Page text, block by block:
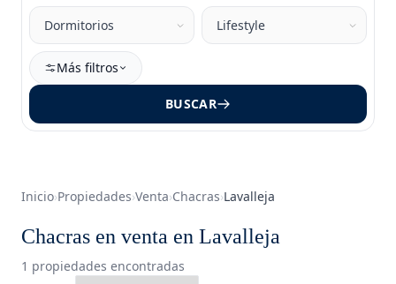
Más filtros
BUSCAR
Inicio›Propiedades›Venta›Chacras›Lavalleja
Chacras en venta en Lavalleja
1 propiedades encontradas